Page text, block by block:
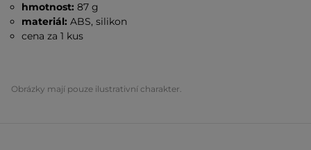
hmotnost:87 g
materiál:ABS, silikon
cena za 1 kus
Obrázky mají pouze ilustrativní charakter.